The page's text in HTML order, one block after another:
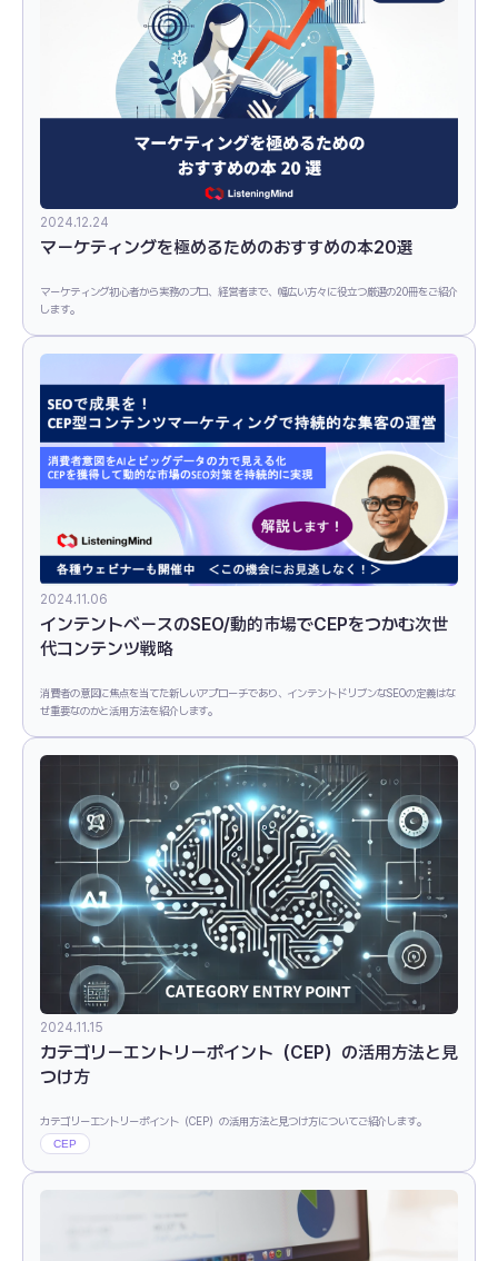
2024.12.24
マーケティングを極めるためのおすすめの本20選
マーケティング初心者から実務のプロ、経営者まで、幅広い方々に役立つ厳選の20冊をご紹介
します。
2024.11.06
インテントベースのSEO/動的市場でCEPをつかむ次世
代コンテンツ戦略
消費者の意図に焦点を当てた新しいアプローチであり、インテントドリブンなSEOの定義はな
ぜ重要なのかと活用方法を紹介します。
2024.11.15
カテゴリーエントリーポイント（CEP）の活用方法と見
つけ方
カテゴリーエントリーポイント（CEP）の活用方法と見つけ方についてご紹介します。
CEP